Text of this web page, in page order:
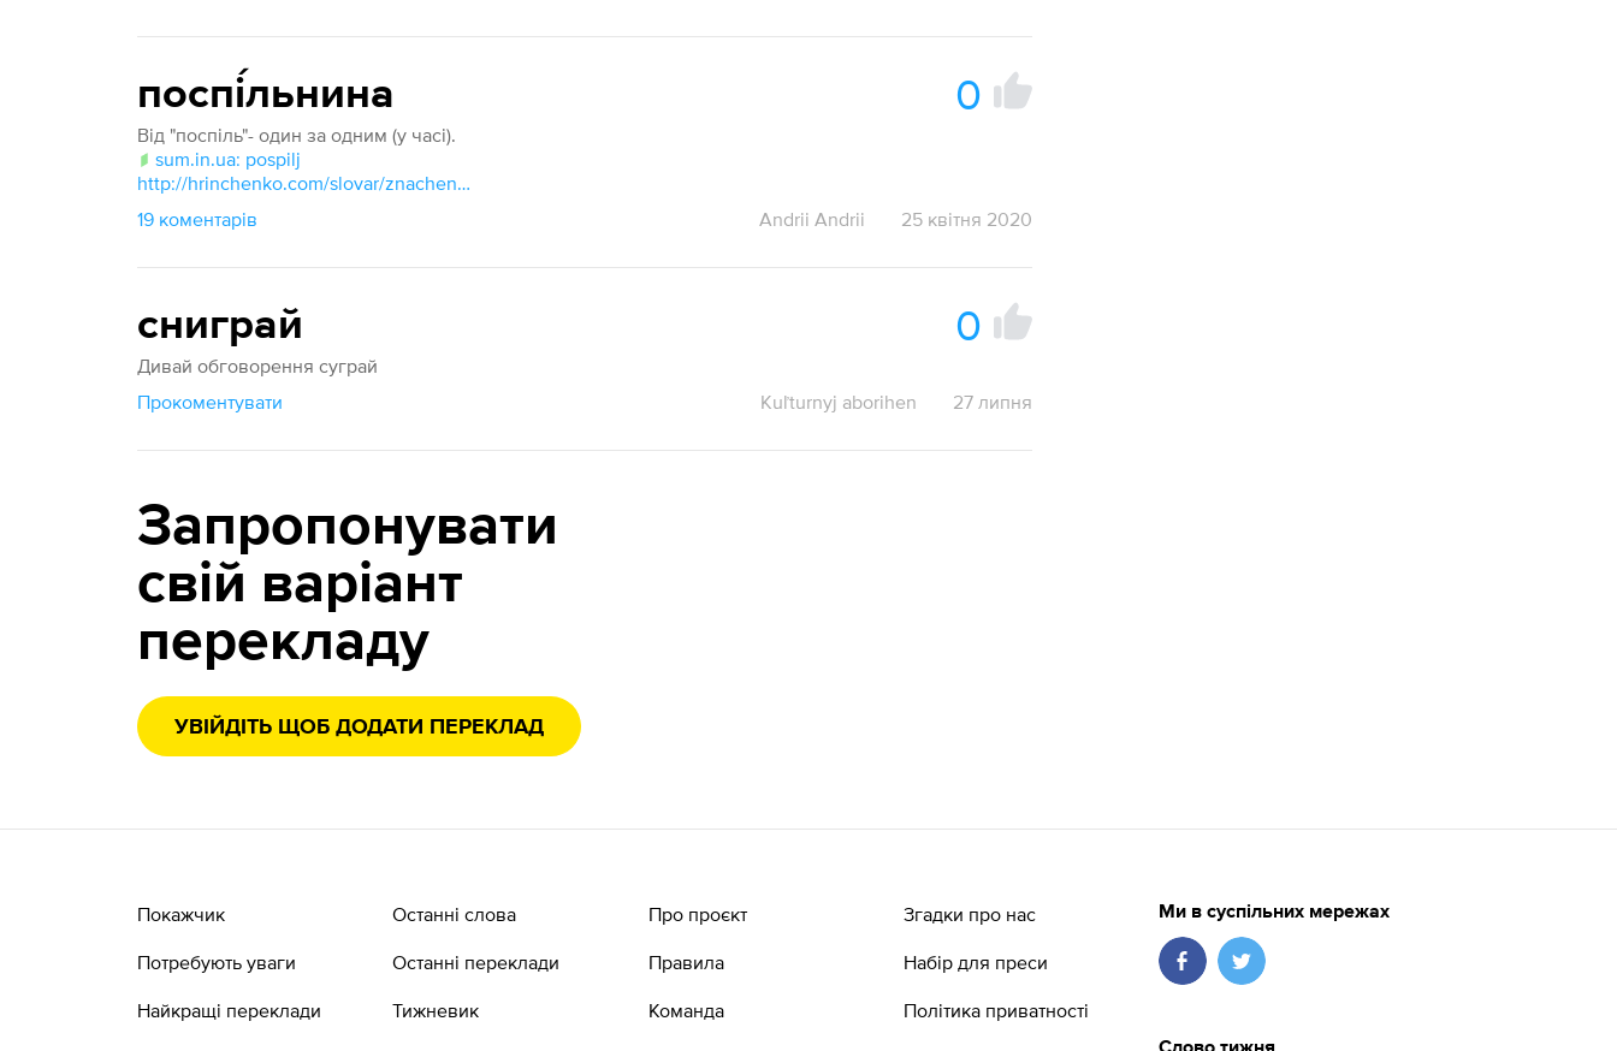
поспі́льнина 0
Від "поспіль"- один за одним (у часі).
sum.in.ua: pospilj
http://hrinchenko.com/slovar/znachenie-slova/45963-pospil.html#show_point
19 коментарів
Andrii Andrii 25 квітня 2020
сниграй 0
Дивай обговорення суграй
Прокоментувати
Kuľturnyj aborihen 27 липня
Запропонувати
свій варіант
перекладу
УВІЙДІТЬ ЩОБ ДОДАТИ ПЕРЕКЛАД
Покажчик
Потребують уваги
Найкращі переклади
Останні слова
Останні переклади
Тижневик
Про проєкт
Правила
Команда
Згадки про нас
Набір для преси
Політика приватності
Ми в суспільних мережах